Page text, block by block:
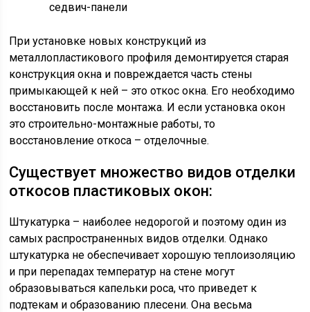
седвич-панели
При установке новых конструкций из
металлопластикового профиля демонтируется старая
конструкция окна и повреждается часть стены
примыкающей к ней – это откос окна. Его необходимо
восстановить после монтажа. И если установка окон
это строительно-монтажные работы, то
восстановление откоса – отделочные.
Существует множество видов отделки
откосов пластиковых окон:
Штукатурка – наиболее недорогой и поэтому один из
самых распространенных видов отделки. Однако
штукатурка не обеспечивает хорошую теплоизоляцию
и при перепадах температур на стене могут
образовываться капельки роса, что приведет к
подтекам и образованию плесени. Она весьма